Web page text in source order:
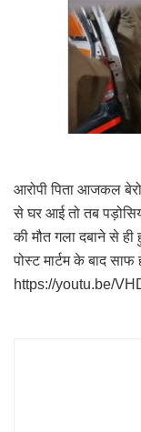
आरोपी पिता आजकल
से घर आई तो तब
की मौत गला दबाने से ही
पोस्ट मार्टम के बाद साफ
https://youtu.be/